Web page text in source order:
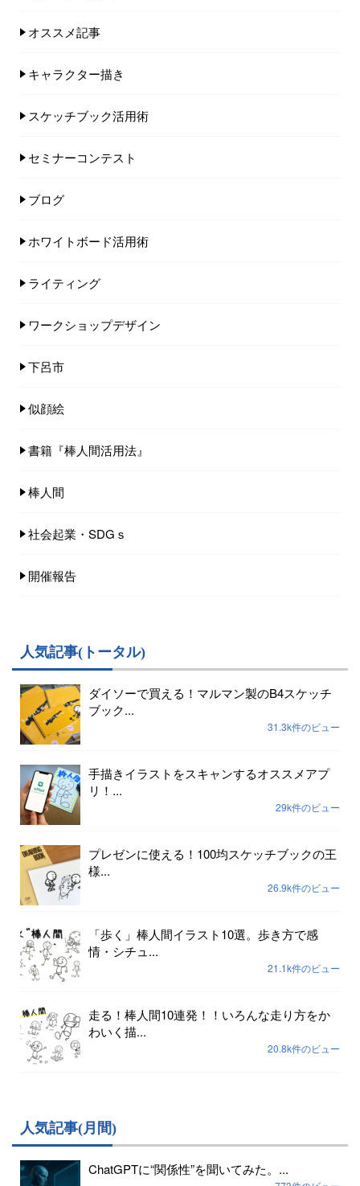
オススメ記事
キャラクター描き
スケッチブック活用術
セミナーコンテスト
ブログ
ホワイトボード活用術
ライティング
ワークショップデザイン
下呂市
似顔絵
書籍『棒人間活用法』
棒人間
社会起業・SDGｓ
開催報告
人気記事(トータル)
ダイソーで買える！マルマン製のB4スケッチ
ブック...
31.3k件のビュー
手描きイラストをスキャンするオススメアプ
リ！...
29k件のビュー
プレゼンに使える！100均スケッチブックの王
様...
26.9k件のビュー
「歩く」棒人間イラスト10選。歩き方で感
情・シチュ...
21.1k件のビュー
走る！棒人間10連発！！いろんな走り方をか
わいく描...
20.8k件のビュー
人気記事(月間)
ChatGPTに“関係性”を聞いてみた。...